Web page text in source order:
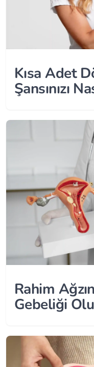
Kısa Adet
Şansınızı
Rahim
Gebeliği